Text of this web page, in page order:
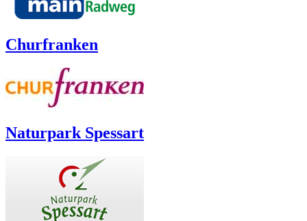
Churfranken
Naturpark Spessart